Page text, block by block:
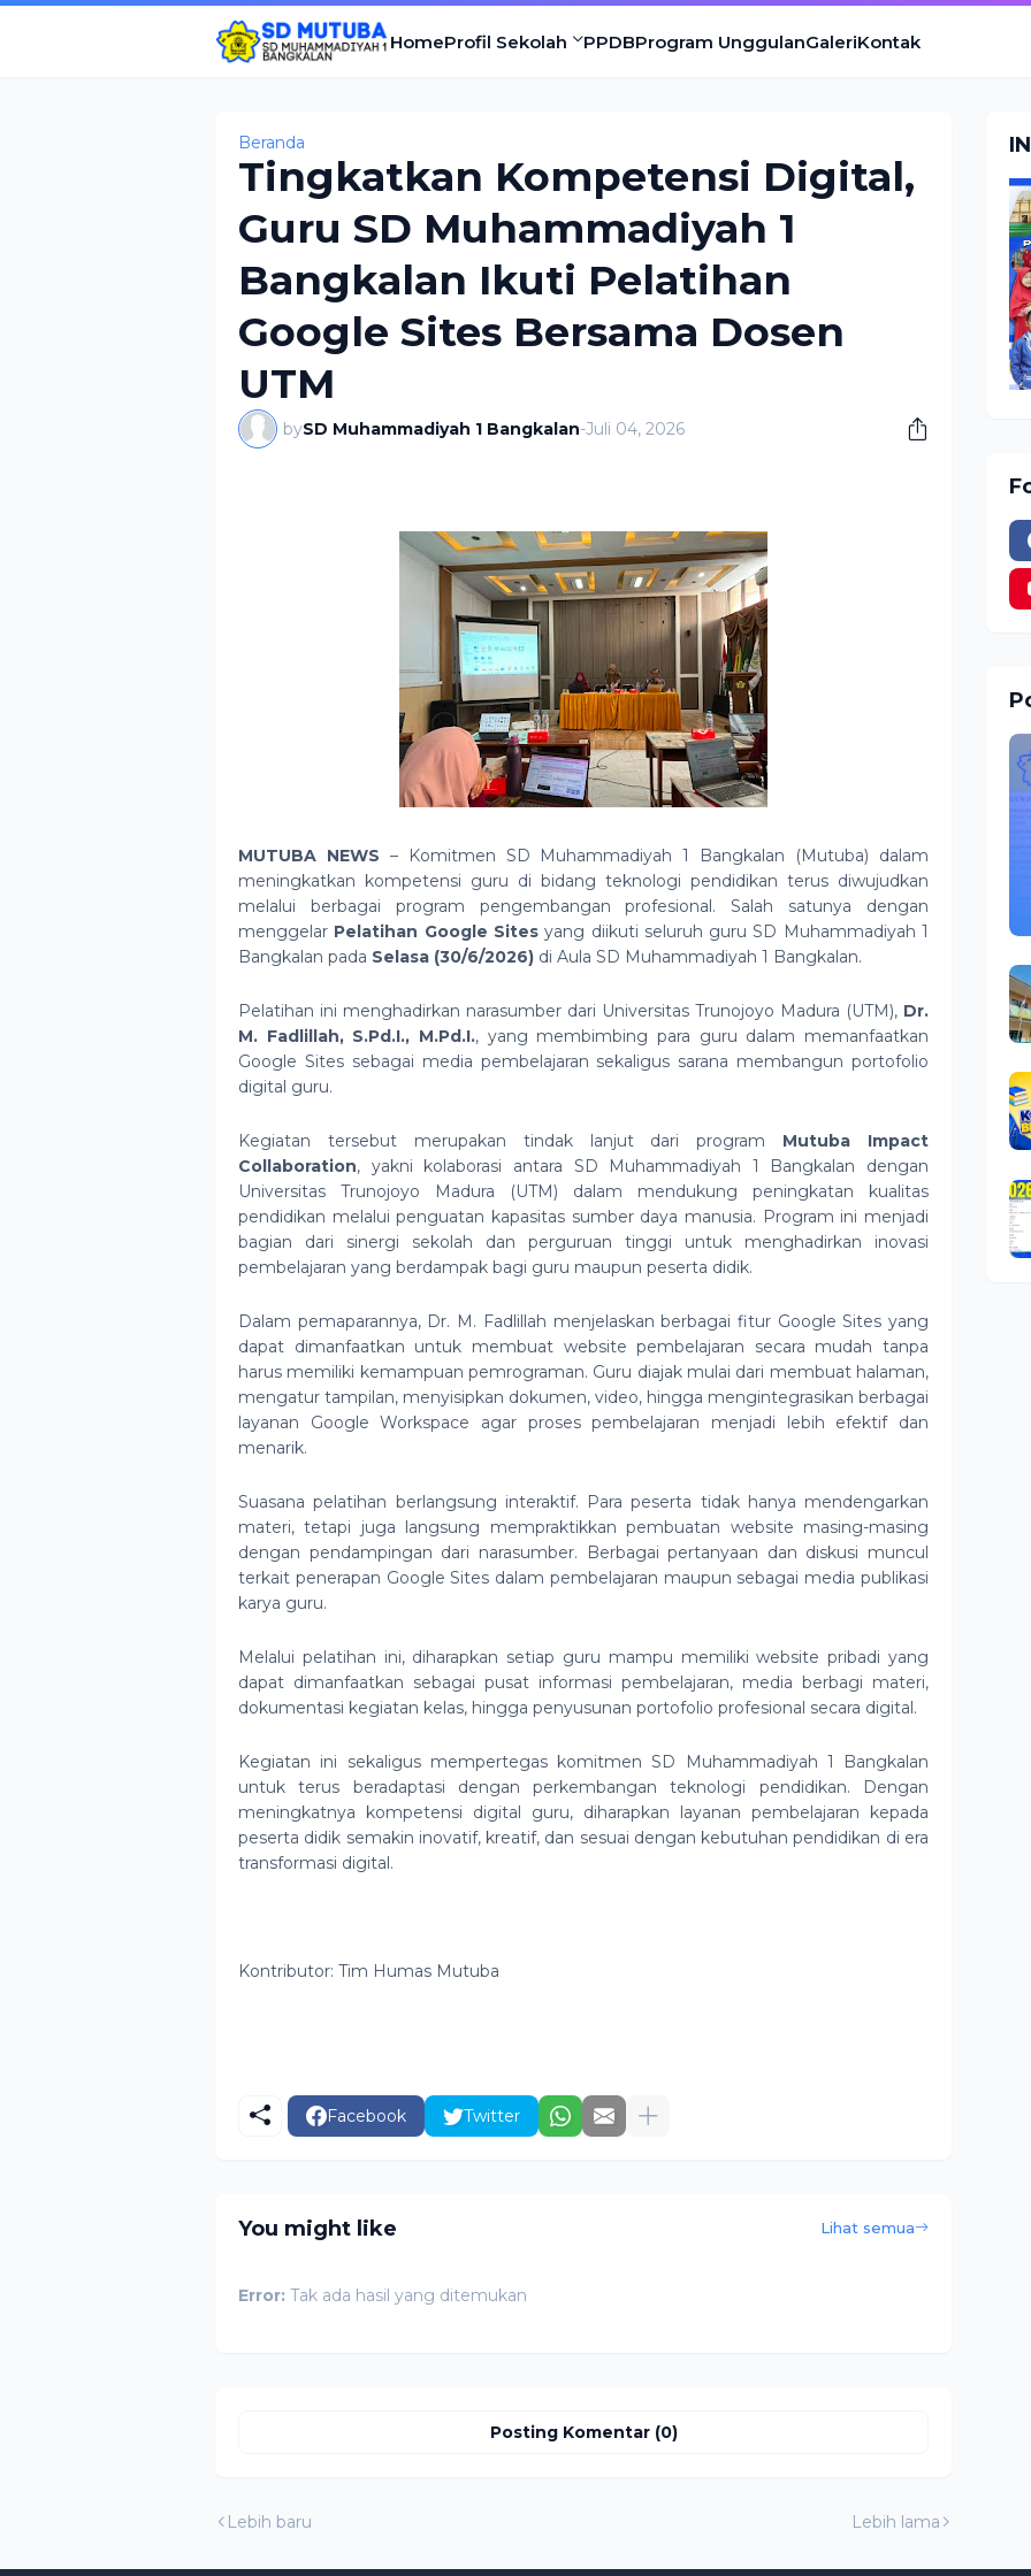
HomeProfil Sekolah PPDBProgram UnggulanGaleriKontak
Beranda
Tingkatkan Kompetensi Digital,
Guru SD Muhammadiyah 1
Bangkalan Ikuti Pelatihan
Google Sites Bersama Dosen
UTM
bySD Muhammadiyah 1 Bangkalan-Juli 04, 2026
MUTUBA NEWS – Komitmen SD Muhammadiyah 1 Bangkalan (Mutuba) dalam
meningkatkan kompetensi guru di bidang teknologi pendidikan terus diwujudkan
melalui berbagai program pengembangan profesional. Salah satunya dengan
menggelar Pelatihan Google Sitesyang diikuti seluruh guru SD Muhammadiyah 1
Bangkalan pada Selasa (30/6/2026) di Aula SD Muhammadiyah 1 Bangkalan.
Pelatihan ini menghadirkan narasumber dari Universitas Trunojoyo Madura (UTM), Dr.
M. Fadlillah, S.Pd.I., M.Pd.I., yang membimbing para guru dalam memanfaatkan
Google Sites sebagai media pembelajaran sekaligus sarana membangun portofolio
digital guru.
Kegiatan tersebut merupakan tindak lanjut dari program Mutuba Impact
Collaboration, yakni kolaborasi antara SD Muhammadiyah 1 Bangkalan dengan
Universitas Trunojoyo Madura (UTM) dalam mendukung peningkatan kualitas
pendidikan melalui penguatan kapasitas sumber daya manusia. Program ini menjadi
bagian dari sinergi sekolah dan perguruan tinggi untuk menghadirkan inovasi
pembelajaran yang berdampak bagi guru maupun peserta didik.
Dalam pemaparannya, Dr. M. Fadlillah menjelaskan berbagai fitur Google Sites yang
dapat dimanfaatkan untuk membuat website pembelajaran secara mudah tanpa
harus memiliki kemampuan pemrograman. Guru diajak mulai dari membuat halaman,
mengatur tampilan, menyisipkan dokumen, video, hingga mengintegrasikan berbagai
layanan Google Workspace agar proses pembelajaran menjadi lebih efektif dan
menarik.
Suasana pelatihan berlangsung interaktif. Para peserta tidak hanya mendengarkan
materi, tetapi juga langsung mempraktikkan pembuatan website masing-masing
dengan pendampingan dari narasumber. Berbagai pertanyaan dan diskusi muncul
terkait penerapan Google Sites dalam pembelajaran maupun sebagai media publikasi
karya guru.
Melalui pelatihan ini, diharapkan setiap guru mampu memiliki website pribadi yang
dapat dimanfaatkan sebagai pusat informasi pembelajaran, media berbagi materi,
dokumentasi kegiatan kelas, hingga penyusunan portofolio profesional secara digital.
Kegiatan ini sekaligus mempertegas komitmen SD Muhammadiyah 1 Bangkalan
untuk terus beradaptasi dengan perkembangan teknologi pendidikan. Dengan
meningkatnya kompetensi digital guru, diharapkan layanan pembelajaran kepada
peserta didik semakin inovatif, kreatif, dan sesuai dengan kebutuhan pendidikan di era
transformasi digital.
Kontributor: Tim Humas Mutuba
Facebook Twitter
You might like Lihat semua
Error: Tak ada hasil yang ditemukan
Posting Komentar (0)
Lebih baru Lebih lama